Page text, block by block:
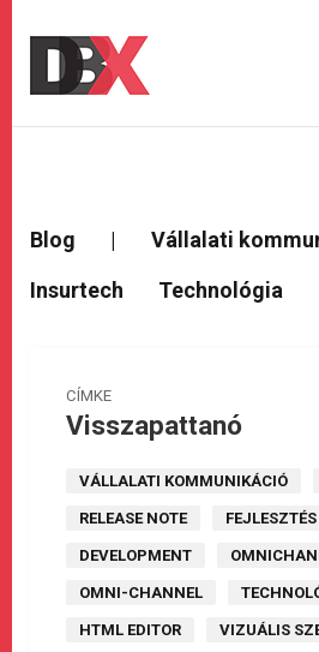
Blog |
Vállalati
Insurtech
Technológia
CÍMKE
Visszapattanó
VÁLLALATI KOMMUNIKÁCIÓ
RELEASE NOTE FEJLESZTÉS
DEVELOPMENT
OMNI-CHANNEL
HTML EDITOR VIZUÁLIS